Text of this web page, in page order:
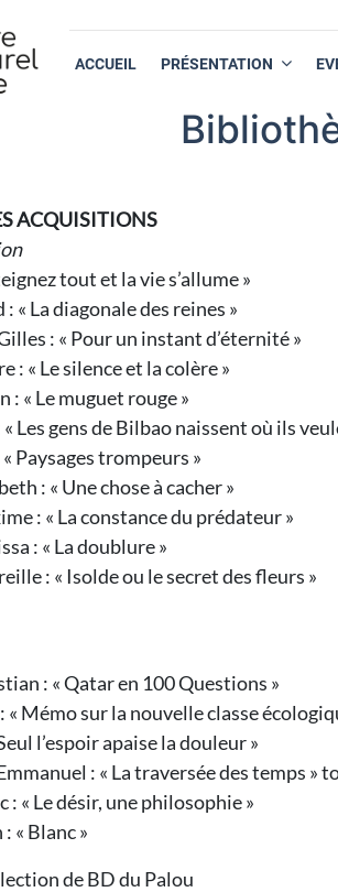
ACCUEIL PRÉSENTATION
ACQUISITIONS
tout et la vie s’allume »
« La diagonale des reines »
: « Pour un instant d’éternité »
: « Le silence et la colère »
« Le muguet rouge »
Les gens de Bilbao naissent où ils
Paysages trompeurs »
: « Une chose à cacher »
: « La constance du prédateur »
: « La doublure »
: « Isolde ou le secret des fleurs »
: « Qatar en 100 Questions »
« Mémo sur la nouvelle classe
l’espoir apaise la douleur »
: « La traversée des temps »
: « Le désir, une philosophie »
« Blanc »
de BD du Palou